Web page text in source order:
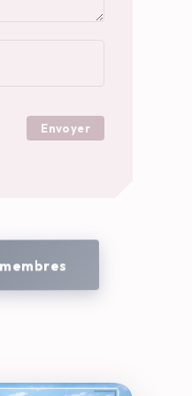
Envoyer